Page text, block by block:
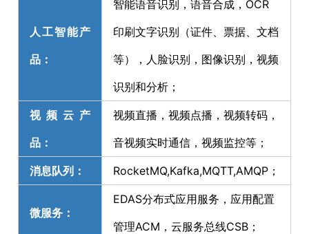
人工智能产
品：
智能语音识别，语音合成，OCR
印刷文字识别（证件、票据、文档
等），人脸识别，图像识别，视频
识别和分析；
视频云产
品：
视频直播，视频点播，视频转码，
音视频实时通信，视频监控等；
消息队列： RocketMQ,Kafka,MQTT,AMQP；
微服务：
EDAS分布式应用服务，应用配置
管理ACM，云服务总线CSB；